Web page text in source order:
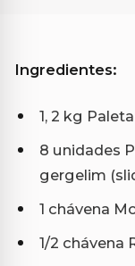
Ingredientes:
1, 2 kg
8 unidades
gergelim
1 chávena
1/2 chávena